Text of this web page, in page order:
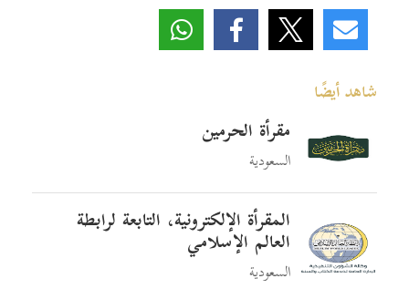
شاهد أيضًا
مقرأة الحرمين
السعودية
المقرأة الإلكترونية، التابعة لرابطة
العالم الإسلامي
السعودية